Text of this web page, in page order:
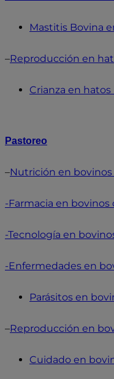
Mastitis Bovina
–Reproducción en
Crianza en
Pastoreo
–Nutrición en
-Farmacia en bovinos
-Tecnología en
-Enfermedades en
Parásitos en
–Reproducción en
Cuidado en